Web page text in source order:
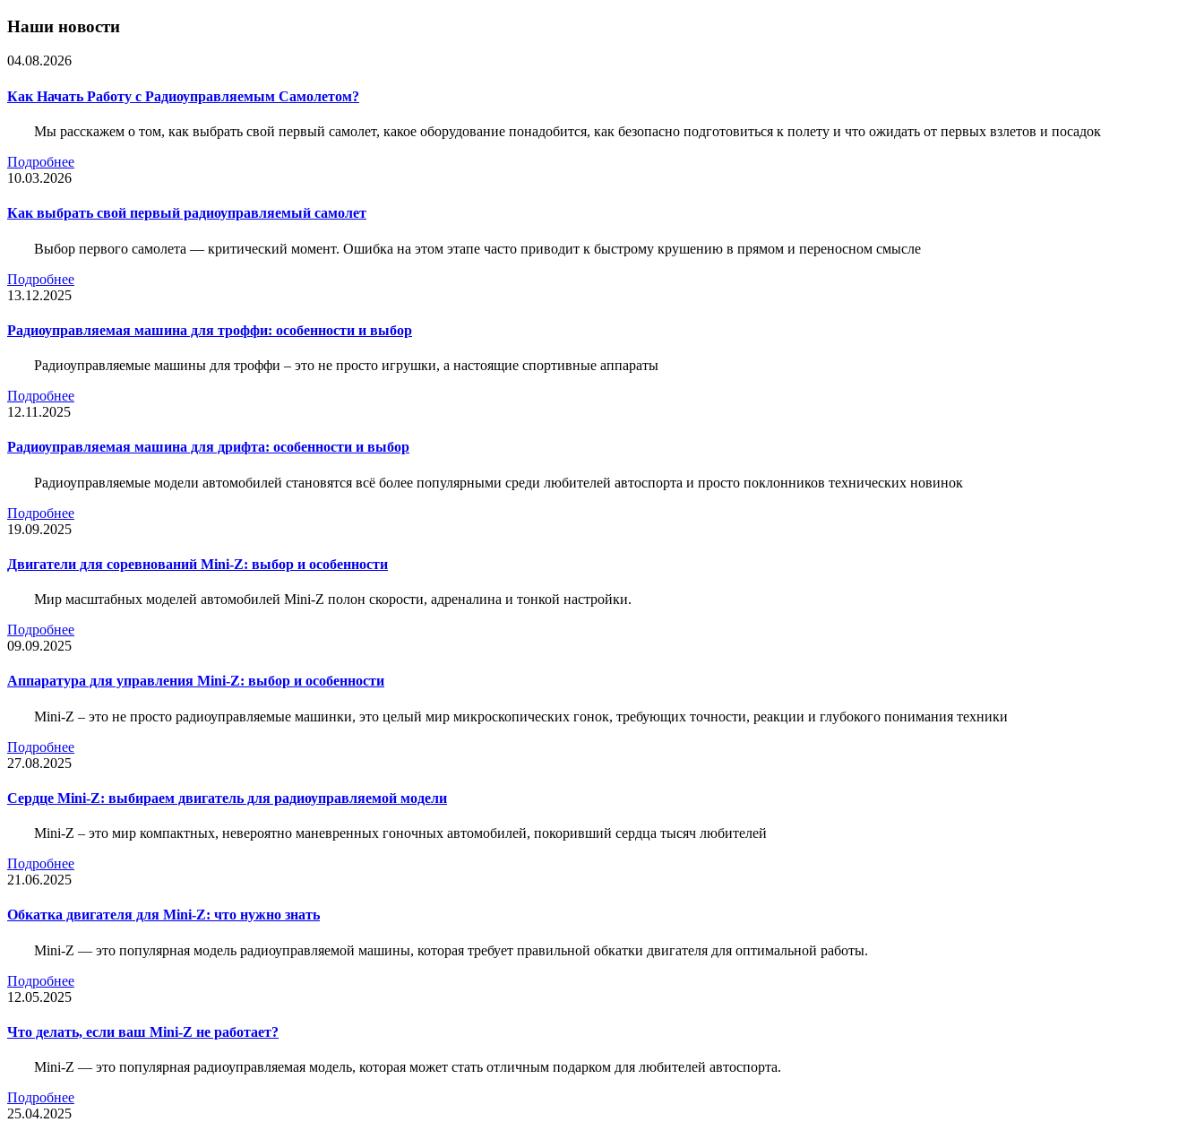
Наши новости
04.08.2026
Как Начать Работу с Радиоуправляемым Самолетом?
Мы расскажем о том, как выбрать свой первый самолет, какое оборудование понадобится, как безопасно подготовиться к полету и что ожидать от первых взлетов и посадок
Подробнее
10.03.2026
Как выбрать свой первый радиоуправляемый самолет
Выбор первого самолета — критический момент. Ошибка на этом этапе часто приводит к быстрому крушению в прямом и переносном смысле
Подробнее
13.12.2025
Радиоуправляемая машина для троффи: особенности и выбор
Радиоуправляемые машины для троффи – это не просто игрушки, а настоящие спортивные аппараты
Подробнее
12.11.2025
Радиоуправляемая машина для дрифта: особенности и выбор
Радиоуправляемые модели автомобилей становятся всё более популярными среди любителей автоспорта и просто поклонников технических новинок
Подробнее
19.09.2025
Двигатели для соревнований Mini-Z: выбор и особенности
Мир масштабных моделей автомобилей Mini-Z полон скорости, адреналина и тонкой настройки.
Подробнее
09.09.2025
Аппаратура для управления Mini-Z: выбор и особенности
Mini-Z – это не просто радиоуправляемые машинки, это целый мир микроскопических гонок, требующих точности, реакции и глубокого понимания техники
Подробнее
27.08.2025
Сердце Mini-Z: выбираем двигатель для радиоуправляемой модели
Mini-Z – это мир компактных, невероятно маневренных гоночных автомобилей, покоривший сердца тысяч любителей
Подробнее
21.06.2025
Обкатка двигателя для Mini-Z: что нужно знать
Mini-Z — это популярная модель радиоуправляемой машины, которая требует правильной обкатки двигателя для оптимальной работы.
Подробнее
12.05.2025
Что делать, если ваш Mini-Z не работает?
Mini-Z — это популярная радиоуправляемая модель, которая может стать отличным подарком для любителей автоспорта.
Подробнее
25.04.2025